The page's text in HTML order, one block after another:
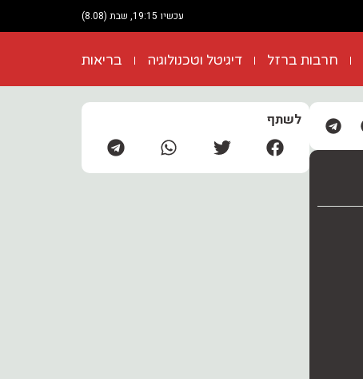
עכשיו 19:15, שבת (8.08)
חרבות ברזל דיגיטל וטכנולוגיה בריאות
לשתף